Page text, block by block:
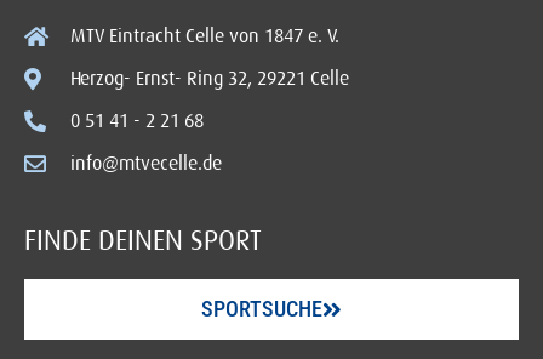
MTV Eintracht Celle von 1847 e. V.
Herzog- Ernst- Ring 32, 29221 Celle
0 51 41 - 2 21 68
info@mtvecelle.de
FINDE DEINEN SPORT
SPORTSUCHE